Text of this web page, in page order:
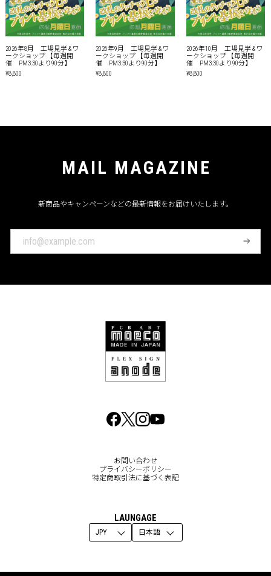
2026年8月 工場見学 & ワ
ークショップ 【毎週開
催 PM3:30より90分】
¥8,800
2026年9月 工場見学 & ワ
ークショップ 【毎週開
催 PM3:30より90分】
¥8,800
2026年10月 工場見学 & ワ
ークショップ 【毎週開
催 PM3:30より90分】
¥8,800
MAIL MAGAZINE
新商品やキャンペーンなどの最新情報をお届けいたします。
登
お問い合わせ
プライバシーポリシー
特定商取引法に基づく表記
LAUNGAGE